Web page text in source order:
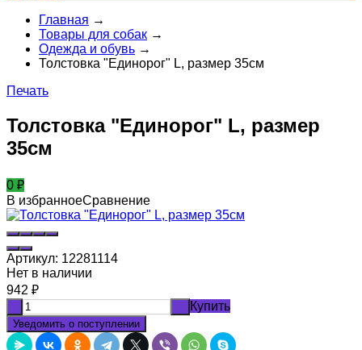
Главная →
Товары для собак →
Одежда и обувь →
Толстовка "Единорог" L, размер 35см
Печать
Толстовка "Единорог" L, размер
35см
0 ₽
В избранноеСравнение
Артикул: 12281114
Нет в наличии
942 ₽
Купить
Уведомить о поступлении